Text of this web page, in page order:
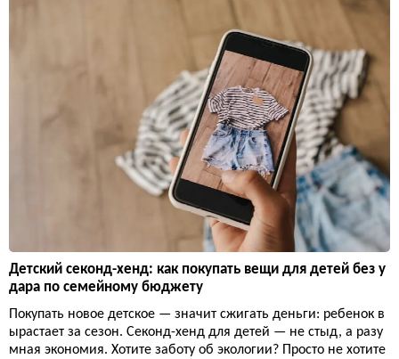
Детский секонд-хенд: как покупать вещи для детей без у
дара по семейному бюджету
Покупать новое детское — значит сжигать деньги: ребенок в
ырастает за сезон. Секонд-хенд для детей — не стыд, а разу
мная экономия. Хотите заботу об экологии? Просто не хотите